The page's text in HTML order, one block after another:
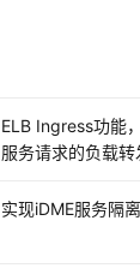
ELB Ingress功能
服务请求的负载转
实现iDME服务隔